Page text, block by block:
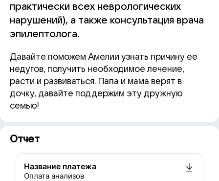
практически всех неврологических
нарушений), а также консультация врача
эпилептолога.
Давайте поможем Амелии узнать причину ее
недугов, получить необходимое лечение,
расти и развиваться. Папа и мама верят в
дочку, давайте поддержим эту дружную
семью!
Отчет
Название платежа
Оплата анализов